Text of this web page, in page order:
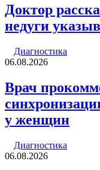
Доктор
недуги
Диагностика
06.08.2026
Врач
у женщин
Диагностика
06.08.2026